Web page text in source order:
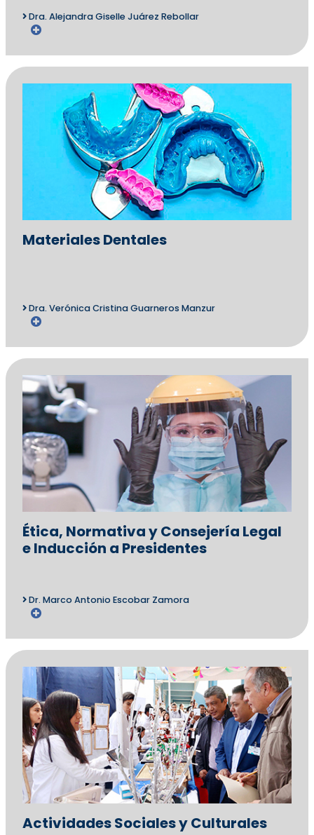
Dra. Alejandra Giselle Juárez Rebollar
Materiales Dentales
Dra. Verónica Cristina Guarneros Manzur
Ética, Normativa y Consejería Legal
e Inducción a Presidentes
Dr. Marco Antonio Escobar Zamora
Actividades Sociales y Culturales